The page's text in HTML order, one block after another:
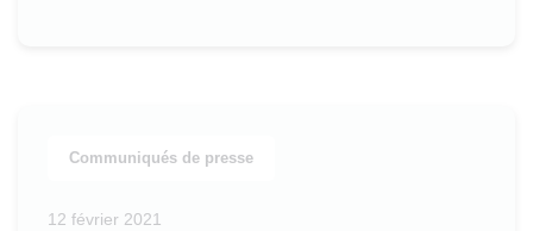
Communiqués de presse
12 février 2021